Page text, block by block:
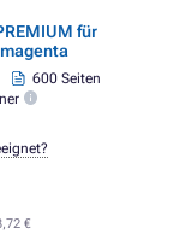
für
600 Seiten
€